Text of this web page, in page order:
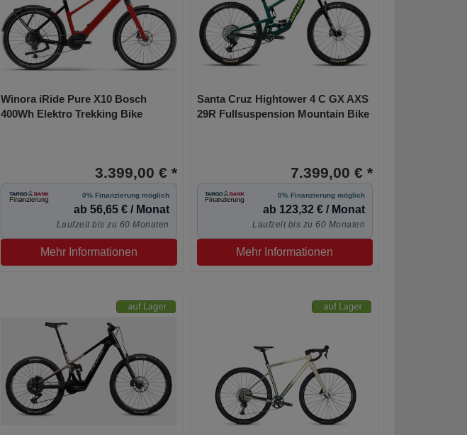
Winora iRide Pure X10 Bosch
400Wh Elektro Trekking Bike
3.399,00 € *
0% Finanzierung möglich
ab 56,65 € / Monat
Laufzeit bis zu 60 Monaten
Mehr Informationen
Santa Cruz Hightower 4 C GX AXS
29R Fullsuspension Mountain Bike
7.399,00 € *
0% Finanzierung möglich
ab 123,32 € / Monat
Laufzeit bis zu 60 Monaten
Mehr Informationen